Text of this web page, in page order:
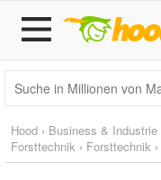
Hood › Business & Industrie
Forsttechnik › Forsttechnik ›